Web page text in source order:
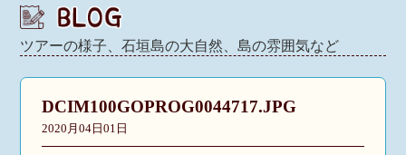
ツアーの様子、石垣島の大自然、島の雰囲気など
DCIM100GOPROG0044717.JPG
2020月04日01日